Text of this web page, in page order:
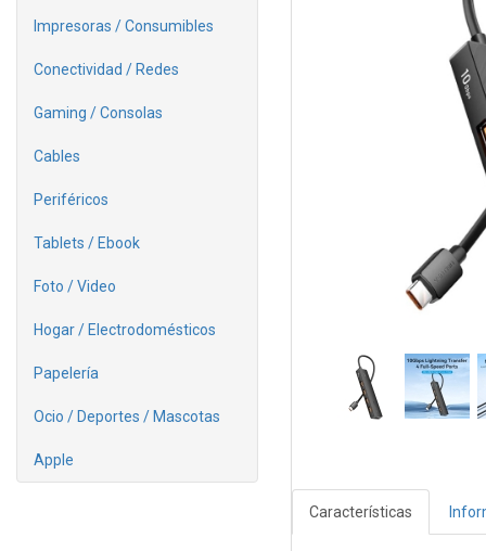
Impresoras / Consumibles
Conectividad / Redes
Gaming / Consolas
Cables
Periféricos
Tablets / Ebook
Foto / Video
Hogar / Electrodomésticos
Papelería
Ocio / Deportes / Mascotas
Apple
Características